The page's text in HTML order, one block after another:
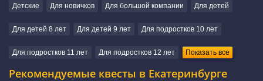
Детские Для новичков Для большой компании Для детей
Для детей 8 лет Для детей 9 лет Для подростков 10 лет
Для подростков 11 лет Для подростков 12 лет Показать все
Рекомендуемые квесты в Екатеринбурге